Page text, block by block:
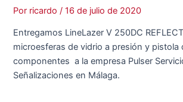
Por ricardo/16 de julio de 2020
Entregamos LineLazer V 250DC
microesferas de vidrio a presión y pistola
componentes a la empresa Pulser
Señalizaciones en Málaga.